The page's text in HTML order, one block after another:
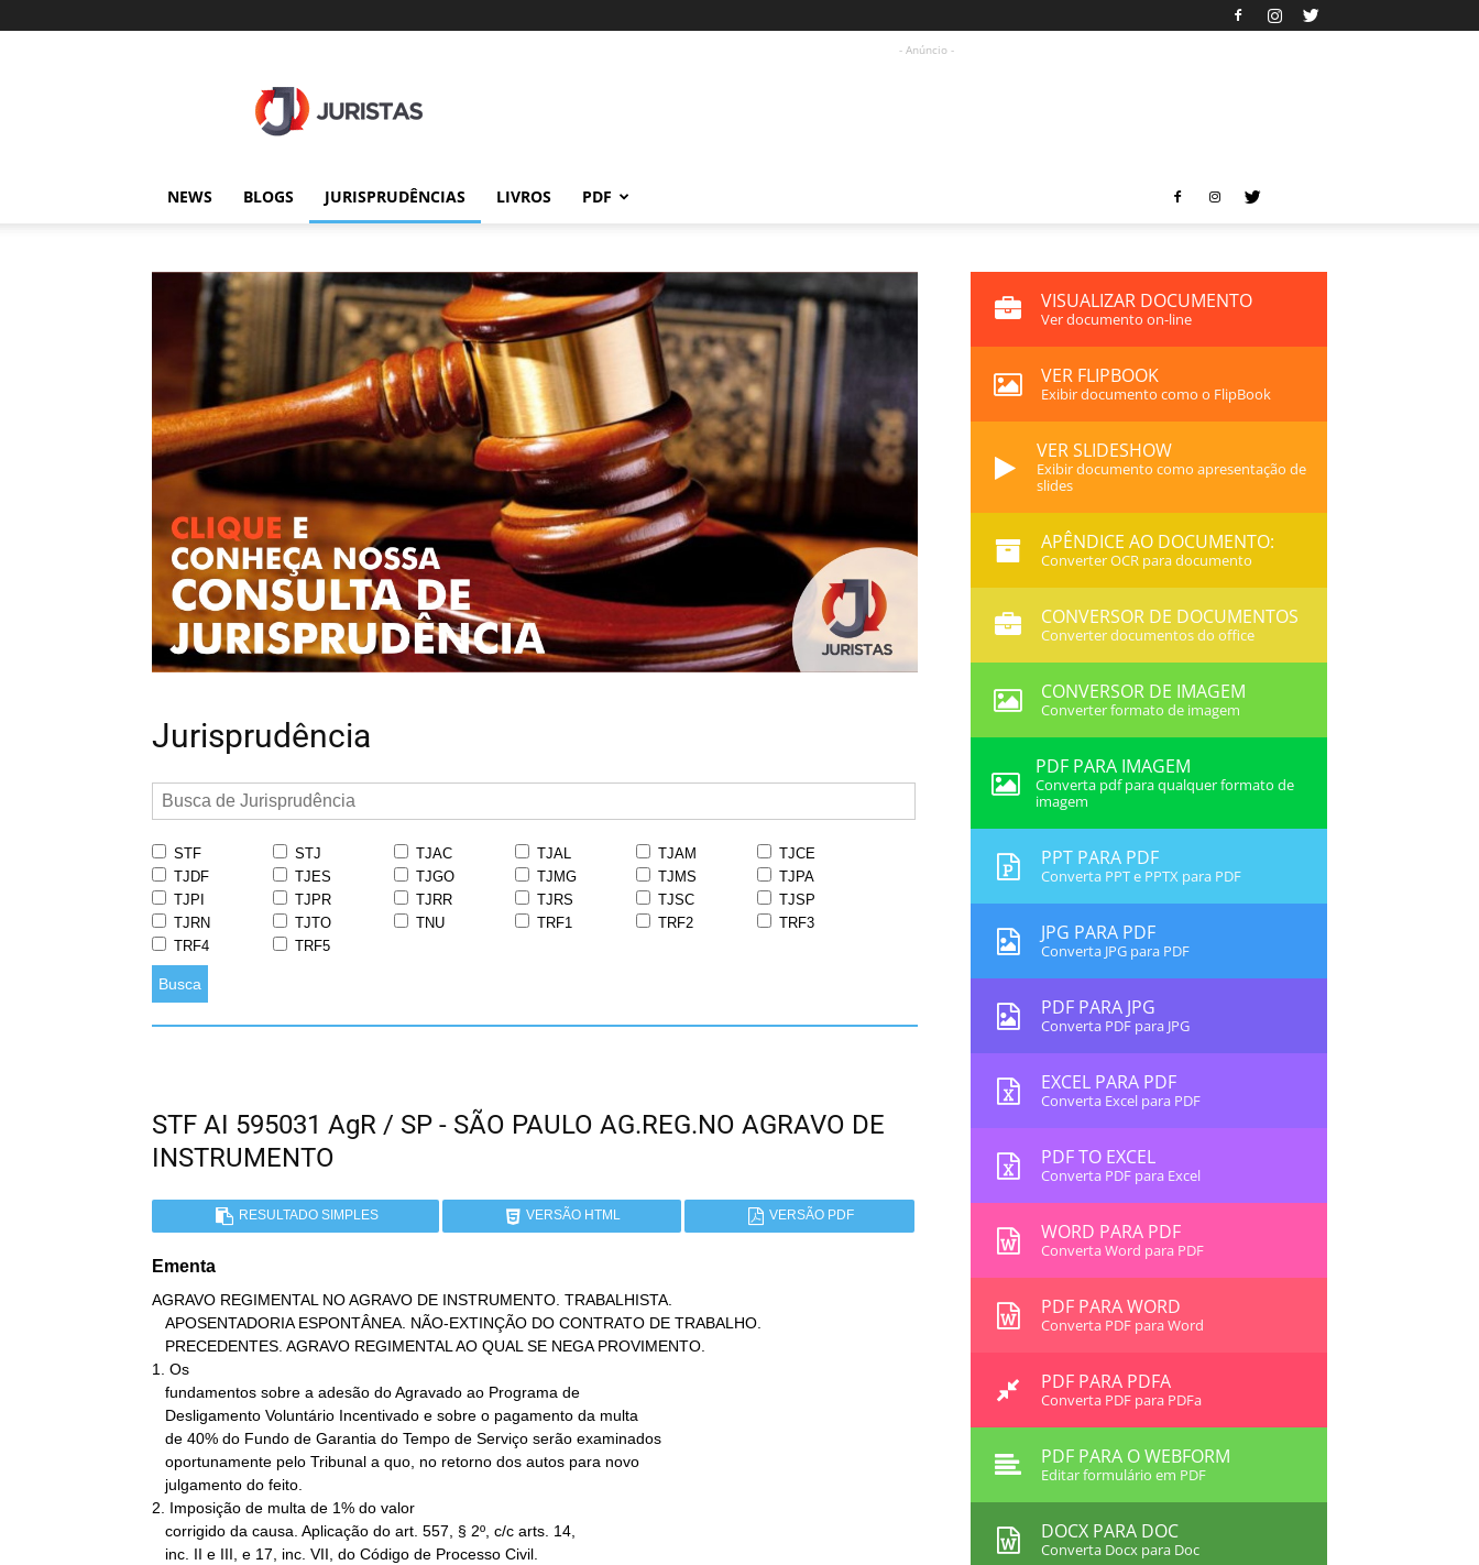
- Anúncio -
NEWS BLOGS JURISPRUDÊNCIAS LIVROS PDF
Jurisprudência
STF STJ TJAC TJAL TJAM
TJCE
TJDF
TJES TJGO TJMG TJMS
TJPA
TJPI
TJPR TJRR TJRS TJSC
TJSP
TJRN
TJTO TNU TRF1 TRF2
TRF3
TRF4
TRF5
Busca
STF AI 595031 AgR / SP - SÃO PAULO AG.REG.NO AGRAVO DE
INSTRUMENTO
RESULTADO SIMPLES VERSÃO HTML VERSÃO PDF
Ementa
AGRAVO REGIMENTAL NO AGRAVO DE INSTRUMENTO. TRABALHISTA.
1. Os
2. Imposição de multa de 1% do valor
   inc. II e III, e 17, inc. VII, do Código de Processo Civil.
VISUALIZAR DOCUMENTO
Ver documento on-line
VER FLIPBOOK
Exibir documento como o FlipBook
VER SLIDESHOW
Exibir documento como apresentação de
slides
APÊNDICE AO DOCUMENTO:
Converter OCR para documento
CONVERSOR DE DOCUMENTOS
Converter documentos do office
CONVERSOR DE IMAGEM
Converter formato de imagem
PDF PARA IMAGEM
Converta pdf para qualquer formato de
imagem
PPT PARA PDF
Converta PPT e PPTX para PDF
JPG PARA PDF
Converta JPG para PDF
PDF PARA JPG
Converta PDF para JPG
EXCEL PARA PDF
Converta Excel para PDF
PDF TO EXCEL
Converta PDF para Excel
WORD PARA PDF
Converta Word para PDF
PDF PARA WORD
Converta PDF para Word
PDF PARA PDFA
Converta PDF para PDFa
PDF PARA O WEBFORM
Editar formulário em PDF
DOCX PARA DOC
Converta Docx para Doc